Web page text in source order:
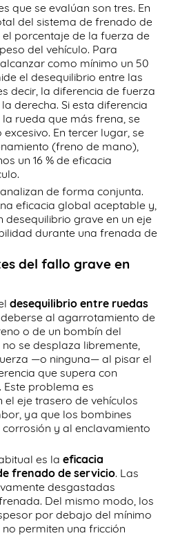
que se evalúan son tres. En
del sistema de frenado de
porcentaje de la fuerza de
del vehículo. Para
como mínimo un 50
el desequilibrio entre las
decir, la diferencia de fuerza
derecha. Si esta diferencia
rueda que más frena, se
En tercer lugar, se
(freno de mano),
un 16 % de eficacia
de forma conjunta.
eficacia global aceptable y,
desequilibrio grave en un eje
durante una frenada de
del fallo grave en
desequilibrio entre ruedas
deberse al agarrotamiento de
o de un bombín del
se desplaza libremente,
—o ninguna— al pisar el
que supera con
Este problema es
eje trasero de vehículos
ya que los bombines
y al enclavamiento
es la eficacia
frenado de servicio. Las
desgastadas
Del mismo modo, los
por debajo del mínimo
permiten una fricción